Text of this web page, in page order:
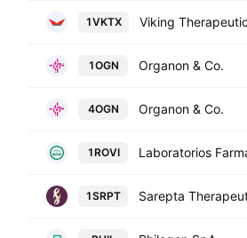
1VKTX Viking
1OGN Organon & Co.
4OGN Organon & Co.
1ROVI
1SRPT Sarepta